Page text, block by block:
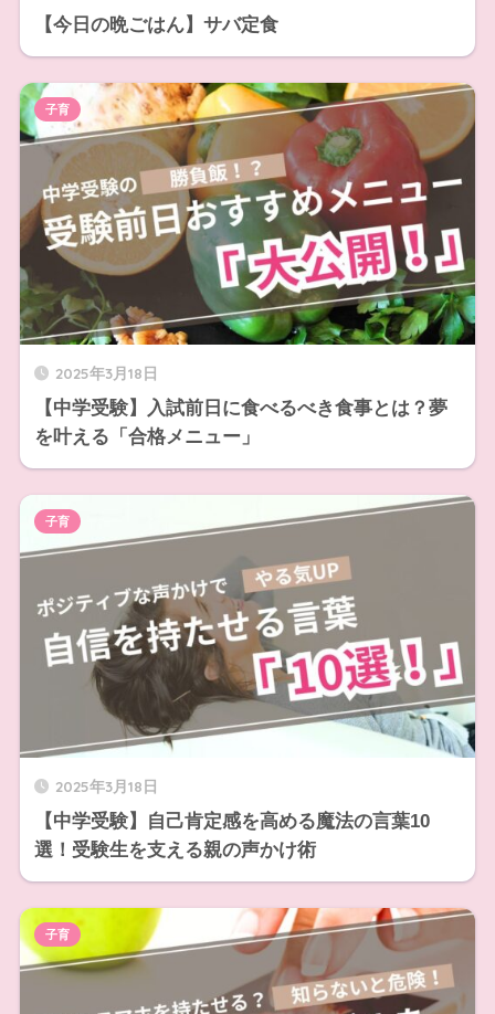
【今日の晩ごはん】サバ定食
2025年3月18日
【中学受験】入試前日に食べるべき食事とは？夢
を叶える「合格メニュー」
子育
2025年3月18日
【中学受験】自己肯定感を高める魔法の言葉10
選！受験生を支える親の声かけ術
子育
子育